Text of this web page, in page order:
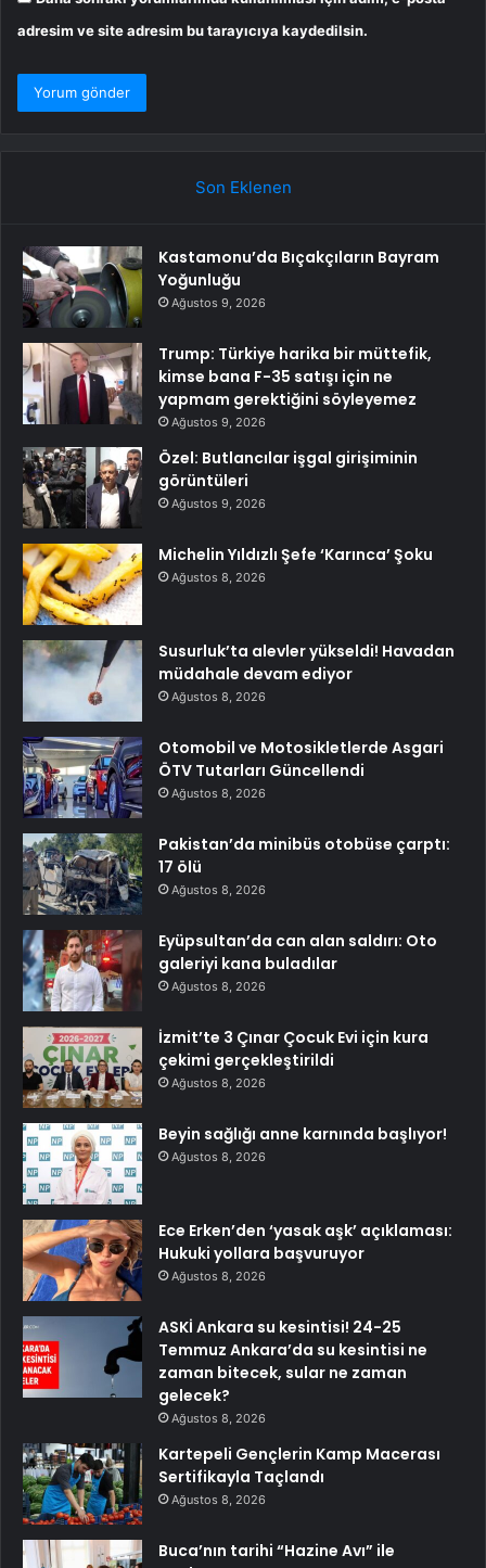
adresim ve site adresim bu tarayıcıya kaydedilsin.
Son Eklenen
Kastamonu’da Bıçakçıların Bayram
Yoğunluğu
Ağustos 9, 2026
Trump: Türkiye harika bir müttefik,
kimse bana F-35 satışı için ne
yapmam gerektiğini söyleyemez
Ağustos 9, 2026
Özel: Butlancılar işgal girişiminin
görüntüleri
Ağustos 9, 2026
Michelin Yıldızlı Şefe ‘Karınca’ Şoku
Ağustos 8, 2026
Susurluk’ta alevler yükseldi! Havadan
müdahale devam ediyor
Ağustos 8, 2026
Otomobil ve Motosikletlerde Asgari
ÖTV Tutarları Güncellendi
Ağustos 8, 2026
Pakistan’da minibüs otobüse çarptı:
17 ölü
Ağustos 8, 2026
Eyüpsultan’da can alan saldırı: Oto
galeriyi kana buladılar
Ağustos 8, 2026
İzmit’te 3 Çınar Çocuk Evi için kura
çekimi gerçekleştirildi
Ağustos 8, 2026
Beyin sağlığı anne karnında başlıyor!
Ağustos 8, 2026
Ece Erken’den ‘yasak aşk’ açıklaması:
Hukuki yollara başvuruyor
Ağustos 8, 2026
ASKİ Ankara su kesintisi! 24-25
Temmuz Ankara’da su kesintisi ne
zaman bitecek, sular ne zaman
gelecek?
Ağustos 8, 2026
Kartepeli Gençlerin Kamp Macerası
Sertifikayla Taçlandı
Ağustos 8, 2026
Buca’nın tarihi “Hazine Avı” ile